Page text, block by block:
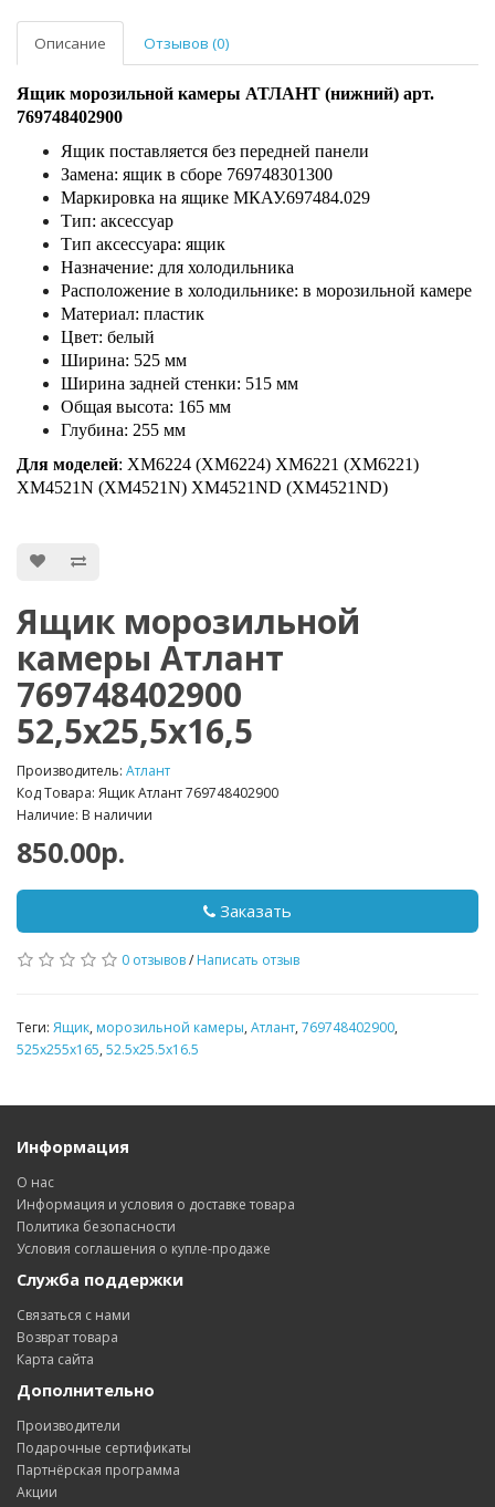
Описание Отзывов (0)
Ящик морозильной камеры АТЛАНТ (нижний) арт.
769748402900
Ящик поставляется без передней панели
Замена: ящик в сборе 769748301300
Маркировка на ящике МКАУ.697484.029
Тип: аксессуар
Тип аксессуара: ящик
Назначение: для холодильника
Расположение в холодильнике: в морозильной камере
Материал: пластик
Цвет: белый
Ширина: 525 мм
Ширина задней стенки: 515 мм
Общая высота: 165 мм
Глубина: 255 мм
Для моделей: ХМ6224 (XM6224) ХМ6221 (XM6221)
ХМ4521N (XM4521N) ХМ4521ND (XM4521ND)
Ящик морозильной
камеры Атлант
769748402900
52,5х25,5x16,5
Производитель: Атлант
Код Товара: Ящик Атлант 769748402900
Наличие: В наличии
850.00р.
Заказать
0 отзывов/ Написать отзыв
Теги: Ящик, морозильной камеры, Атлант, 769748402900,
525х255x165, 52.5х25.5x16.5
Информация
О нас
Информация и условия о доставке товара
Политика безопасности
Условия соглашения о купле-продаже
Служба поддержки
Связаться с нами
Возврат товара
Карта сайта
Дополнительно
Производители
Подарочные сертификаты
Партнёрская программа
Акции